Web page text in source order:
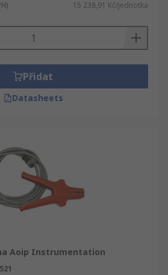
15 238,91 Kč/jednotka
Přidat
Datasheets
Aoip Instrumentation